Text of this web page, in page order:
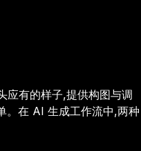
应有的样子,提供构图与调
。在 AI 生成工作流中,两种